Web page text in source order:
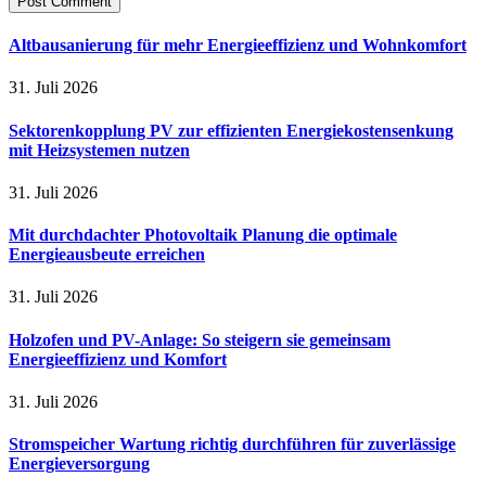
Altbausanierung für mehr Energieeffizienz und Wohnkomfort
31. Juli 2026
Sektorenkopplung PV zur effizienten Energiekostensenkung
mit Heizsystemen nutzen
31. Juli 2026
Mit durchdachter Photovoltaik Planung die optimale
Energieausbeute erreichen
31. Juli 2026
Holzofen und PV-Anlage: So steigern sie gemeinsam
Energieeffizienz und Komfort
31. Juli 2026
Stromspeicher Wartung richtig durchführen für zuverlässige
Energieversorgung